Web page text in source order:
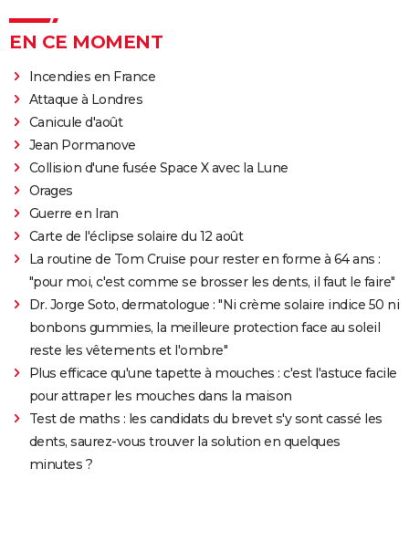
EN CE MOMENT
Incendies en France
Attaque à Londres
Canicule d'août
Jean Pormanove
Collision d'une fusée Space X avec la Lune
Orages
Guerre en Iran
Carte de l'éclipse solaire du 12 août
La routine de Tom Cruise pour rester en forme à 64 ans :
"pour moi, c'est comme se brosser les dents, il faut le faire"
Dr. Jorge Soto, dermatologue : "Ni crème solaire indice 50 ni
bonbons gummies, la meilleure protection face au soleil
reste les vêtements et l'ombre"
Plus efficace qu'une tapette à mouches : c'est l'astuce facile
pour attraper les mouches dans la maison
Test de maths : les candidats du brevet s'y sont cassé les
dents, saurez-vous trouver la solution en quelques
minutes ?